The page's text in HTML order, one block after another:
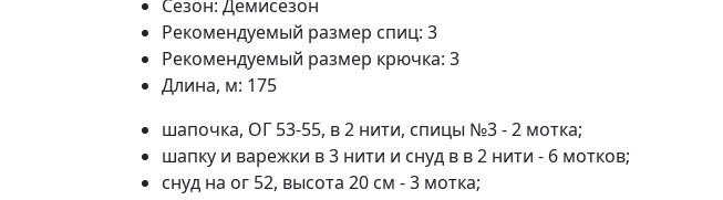
Сезон: Демисезон
Рекомендуемый размер спиц: 3
Рекомендуемый размер крючка: 3
Длина, м: 175
шапочка, ОГ 53-55, в 2 нити, спицы №3 - 2 мотка;
шапку и варежки в 3 нити и снуд в в 2 нити - 6 мотков;
снуд на ог 52, высота 20 см - 3 мотка;